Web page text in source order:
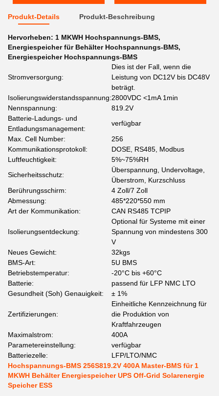
Produkt-Details Produkt-Beschreibung
Hervorheben: 1 MKWH Hochspannungs-BMS,
Energiespeicher für Behälter Hochspannungs-BMS,
Energiespeicher Hochspannungs-BMS
Stromversorgung:
Dies ist der Fall, wenn die
Leistung von DC12V bis DC48V
beträgt.
Isolierungswiderstandsspannung:2800VDC <1mA 1min
Nennspannung:
819.2V
Batterie-Ladungs- und
Entladungsmanagement:
verfügbar
Max. Cell Number:
256
Kommunikationsprotokoll:
DOSE, RS485, Modbus
Luftfeuchtigkeit:
5%~75%RH
Sicherheitsschutz:
Überspannung, Undervoltage,
Überstrom, Kurzschluss
Berührungsschirm:
4 Zoll/7 Zoll
Abmessung:
485*220*550 mm
Art der Kommunikation:
CAN RS485 TCPIP
Isolierungsentdeckung:
Optional für Systeme mit einer
Spannung von mindestens 300
V
Neues Gewicht:
32kgs
BMS-Art:
5U BMS
Betriebstemperatur:
-20°C bis +60°C
Batterie:
passend für LFP NMC LTO
Gesundheit (Soh) Genauigkeit:
± 1%
Zertifizierungen:
Einheitliche Kennzeichnung für
die Produktion von
Kraftfahrzeugen
Maximalstrom:
400A
Parametereinstellung:
verfügbar
Batteriezelle:
LFP/LTO/NMC
Hochspannungs-BMS 256S819.2V 400A Master-BMS für 1
MKWH Behälter Energiespeicher UPS Off-Grid Solarenergie
Speicher ESS